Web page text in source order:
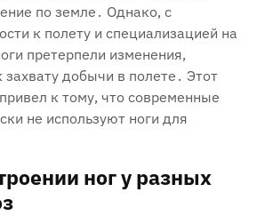
по земле․ Однако‚ с
к полету и специализацией на
претерпели изменения‚
добычи в полете․ Этот
к тому‚ что современные
не используют ноги для
ног у разных